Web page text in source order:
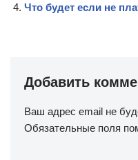
Что будет если не
Добавить
Ваш адрес email не
Обязательные поля